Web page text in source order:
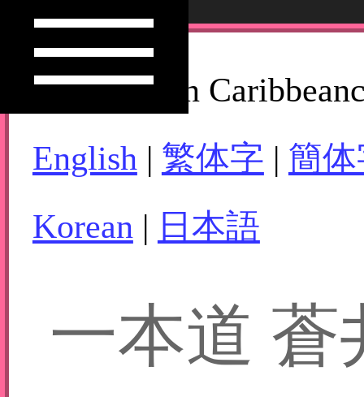
How to Join
English| 繁体字 | 簡
Korean| 日本語
一本道